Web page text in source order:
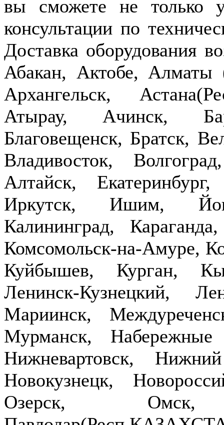
вы сможете не только
консультации по
Доставка оборудования
Абакан, Актобе,
Архангельск,
Атырау, Ачинск,
Благовещенск, Братск,
Владивосток,
Алтайск,
Иркутск, Ишим,
Калининград,
Комсомольск-на-Амуре,
Куйбышев, Курган,
Ленинск-Кузнецкий,
Мариинск,
Мурманск,
Нижневартовск,
Новокузнецк,
Озерск,